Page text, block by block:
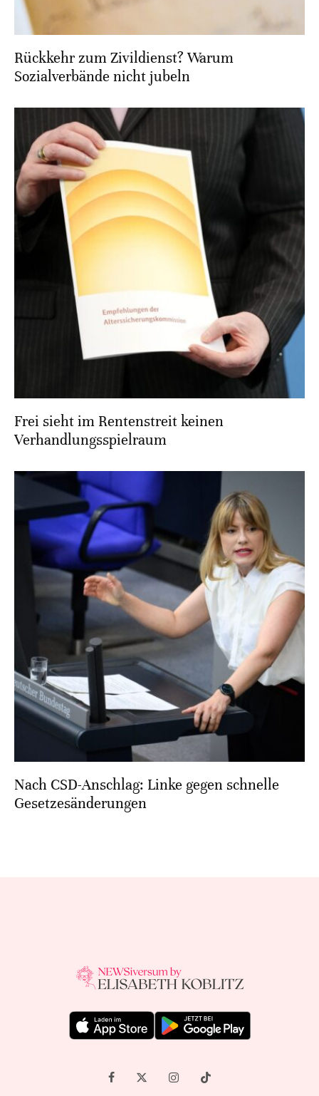
Rückkehr zum Zivildienst? Warum
Sozialverbände nicht jubeln
Frei sieht im Rentenstreit keinen
Verhandlungsspielraum
Nach CSD-Anschlag: Linke gegen schnelle
Gesetzesänderungen